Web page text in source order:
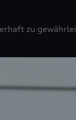
zu